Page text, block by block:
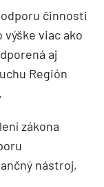
činnosti
viac ako
aj
Región
zákona
nástroj,